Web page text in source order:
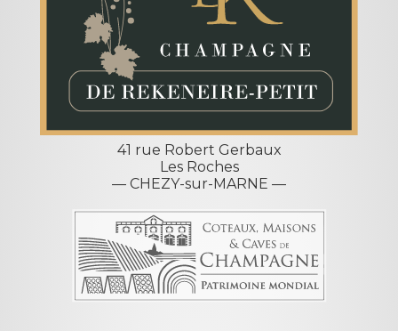
41 rue Robert Gerbaux
Les Roches
— CHEZY-sur-MARNE —